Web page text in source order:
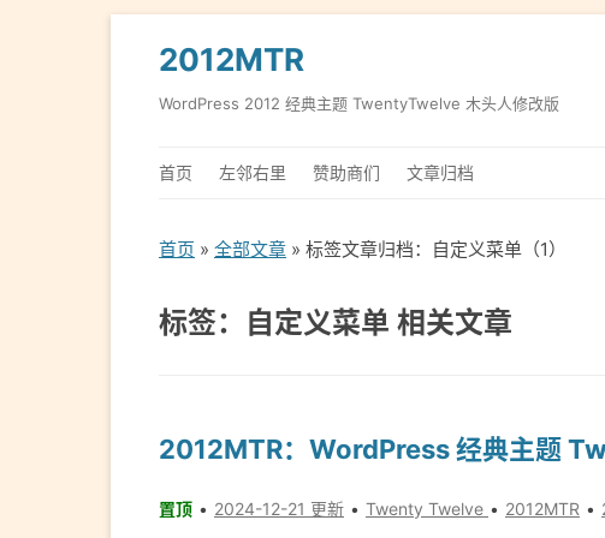
2012MTR
WordPress 2012 经典主题 TwentyTwelve 木头人修改版
首页 左邻右里 赞助商们 文章归档
首页 » 全部文章 » 标签文章归档：自定义菜单（1）
标签：自定义菜单 相关文章
2012MTR：WordPress 经典主题
置顶 2024-12-21 更新 Twenty Twelve 2012MTR